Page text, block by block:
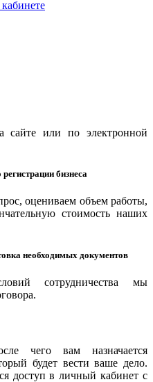
сайте или по электронной
бизнеса
оцениваем объем работы,
стоимость наших
необходимых документов
сотрудничества мы
чего вам назначается
будет вести ваше дело.
доступ в личный кабинет с